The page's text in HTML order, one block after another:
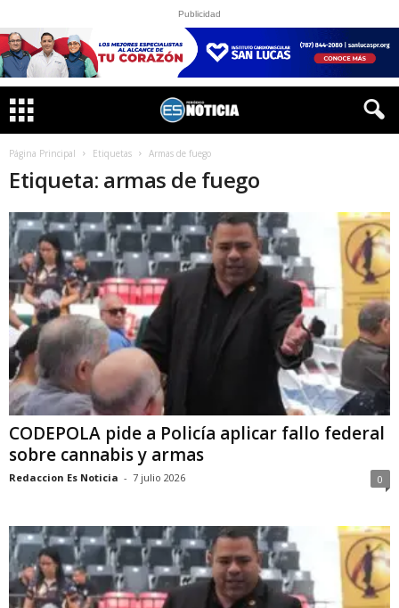
Publicidad
Página Principal Etiquetas Armas de fuego
Etiqueta: armas de fuego
CODEPOLA pide a Policía aplicar fallo federal
sobre cannabis y armas
Redaccion Es Noticia - 7 julio 2026 0